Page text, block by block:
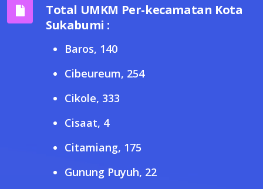
Total UMKM Per-kecamatan Kota
Sukabumi :
Baros, 140
Cibeureum, 254
Cikole, 333
Cisaat, 4
Citamiang, 175
Gunung Puyuh, 22